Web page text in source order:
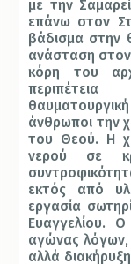
με την
επάνω στον
βάδισμα στην
ανάσταση
κόρη του
άνθρωποι την
του Θεού. Η
νερού σε
εκτός από
εργασία
Ευαγγελίου.
αγώνας λόγων,
αλλά